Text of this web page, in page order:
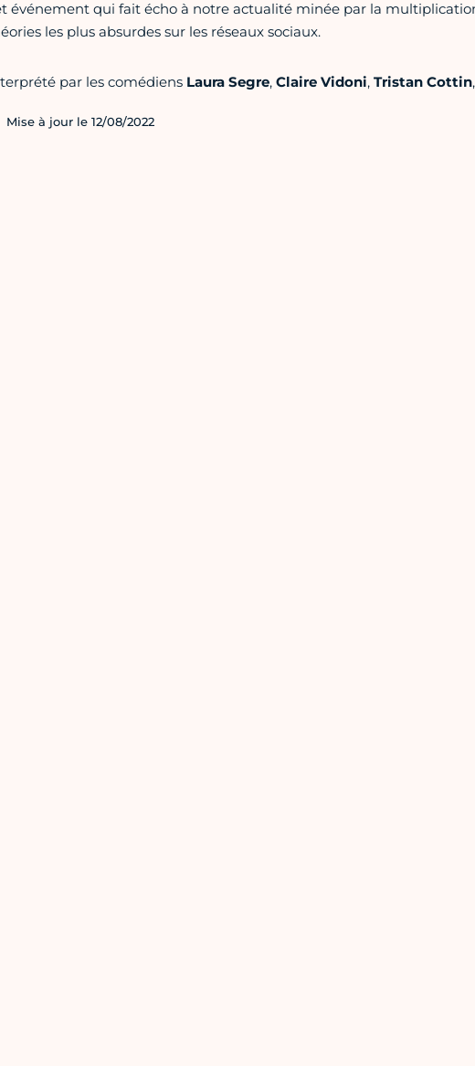
événement qui fait écho à notre actualité minée par la
les plus absurdes sur les réseaux sociaux.
par les comédiens Laura Segre, Claire Vidoni, Tristan Cottin
Mise à jour le 12/08/2022